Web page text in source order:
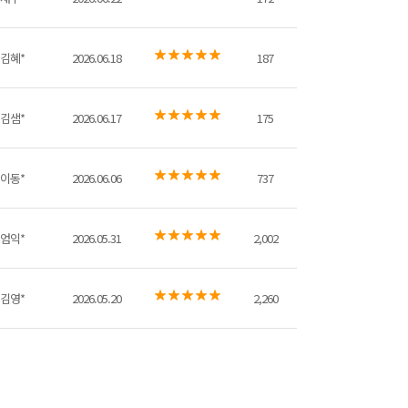
김혜* 2026.06.18 187
김샘* 2026.06.17 175
이동* 2026.06.06 737
엄익* 2026.05.31 2,002
김영* 2026.05.20 2,260